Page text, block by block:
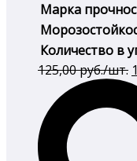
Марка
Количество в
125,00руб./шт.